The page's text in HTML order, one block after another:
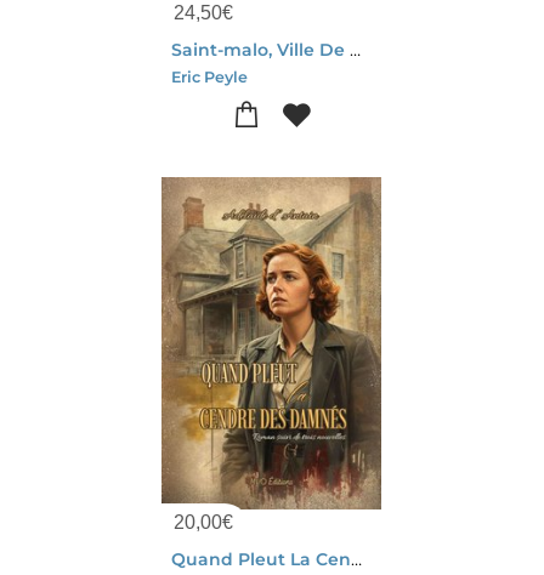
24,50€
Saint-malo, Ville De Garnison : De La Guerre De 1870 A La Premiere Guerre Mondiale
Eric Peyle
20,00€
Quand Pleut La Cendre Des Damnes